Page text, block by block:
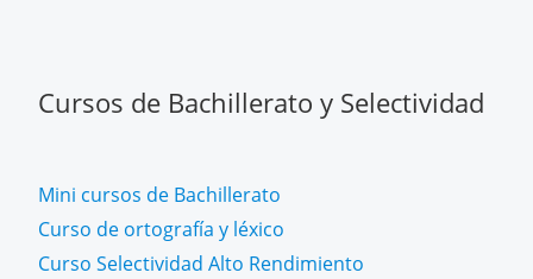
Cursos de Bachillerato y Selectividad
Mini cursos de Bachillerato
Curso de ortografía y léxico
Curso Selectividad Alto Rendimiento